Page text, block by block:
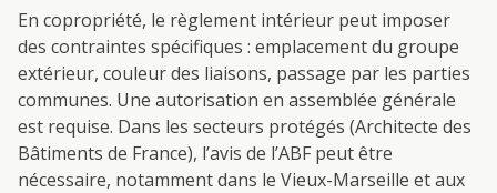
En copropriété, le règlement intérieur peut imposer
des contraintes spécifiques : emplacement du groupe
extérieur, couleur des liaisons, passage par les parties
communes. Une autorisation en assemblée générale
est requise. Dans les secteurs protégés (Architecte des
Bâtiments de France), l’avis de l’ABF peut être
nécessaire, notamment dans le Vieux-Marseille et aux